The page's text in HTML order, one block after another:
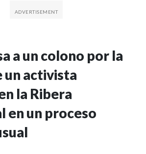
a un colono por la
un activista
la Ribera
en un proceso